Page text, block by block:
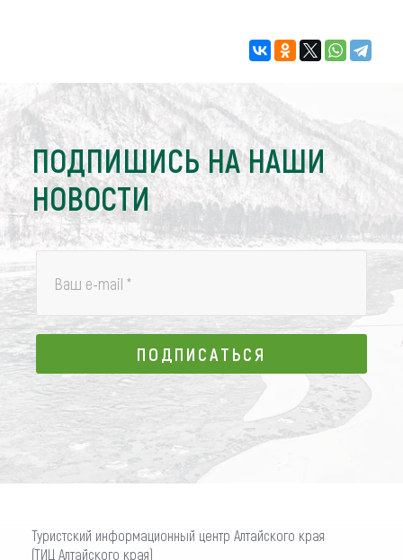
ПОДПИШИСЬ НА НАШИ
НОВОСТИ
Ваш e-mail *
ПОДПИСАТЬСЯ
ПОДПИСАТЬСЯ
Туристский информационный центр Алтайского края
(ТИЦ Алтайского края)